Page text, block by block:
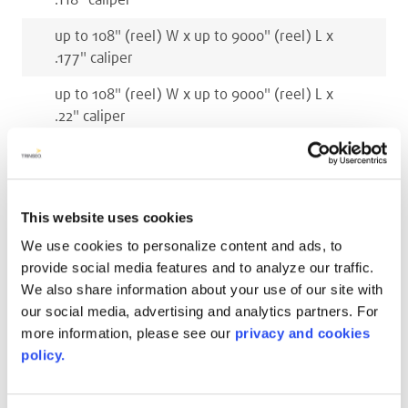
This website uses cookies
We use cookies to personalize content and ads, to
provide social media features and to analyze our traffic.
We also share information about your use of our site with
our social media, advertising and analytics partners. For
more information, please see our privacy and cookies
policy.
up to 108" (reel) W x up to 9000" (reel) L x
.177" caliper
up to 108" (reel) W x up to 9000" (reel) L x
.22" caliper
(reel)L x
Millimètres
up to 2743mm(reel)W xup to 226000 mm
(reel)L x 3mmcaliper
up to 2743mm(reel)W xup to 226000mm
(reel)L x4.5 mmcaliper